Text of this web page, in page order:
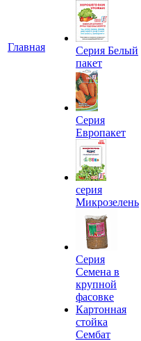
Главная
Серия Белый
пакет
Серия
Европакет
серия
Микрозелень
Серия
Семена в
крупной
фасовке
Картонная
стойка
Сембат